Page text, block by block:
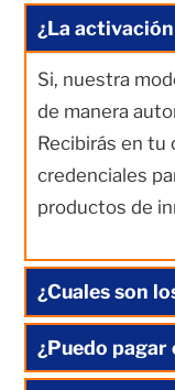
¿La
Si, nuestra
de manera
Recibirás en
credenciales
productos de
¿Cuales son
¿Puedo pagar